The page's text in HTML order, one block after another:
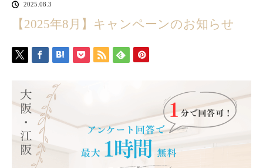
2025.08.3
【2025年8月】キャンペーンのお知らせ